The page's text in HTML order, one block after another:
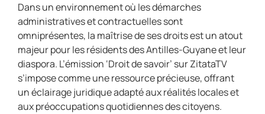
Dans un environnement où les démarches
administratives et contractuelles sont
omniprésentes, la maîtrise de ses droits est un atout
majeur pour les résidents des Antilles-Guyane et leur
diaspora. L’émission ‘Droit de savoir’ sur ZitataTV
s’impose comme une ressource précieuse, offrant
un éclairage juridique adapté aux réalités locales et
aux préoccupations quotidiennes des citoyens.